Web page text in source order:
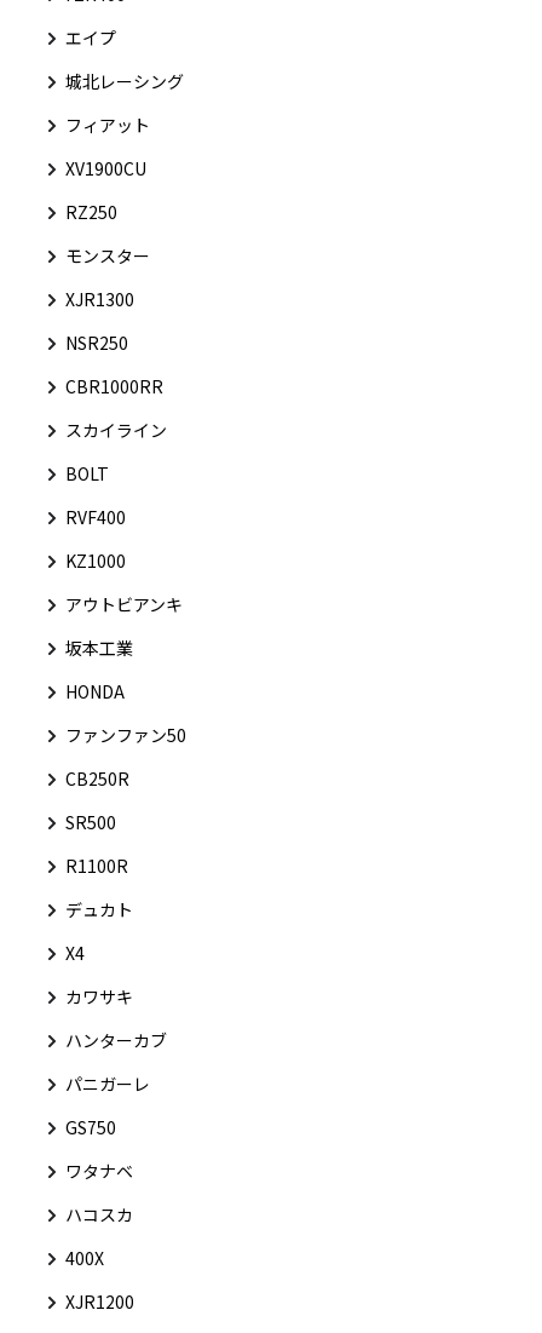
エイプ
城北レーシング
フィアット
XV1900CU
RZ250
モンスター
XJR1300
NSR250
CBR1000RR
スカイライン
BOLT
RVF400
KZ1000
アウトビアンキ
坂本工業
HONDA
ファンファン50
CB250R
SR500
R1100R
デュカト
X4
カワサキ
ハンターカブ
パニガーレ
GS750
ワタナベ
ハコスカ
400X
XJR1200